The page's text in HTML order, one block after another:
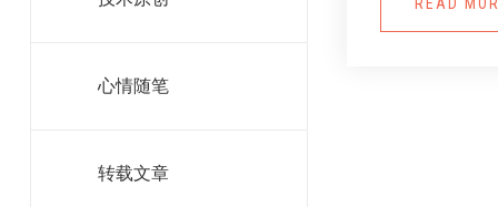
心情随笔
转载文章